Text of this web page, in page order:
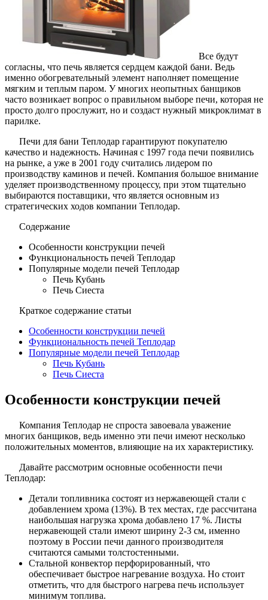
Все будут
согласны, что печь является сердцем каждой бани. Ведь
именно обогревательный элемент наполняет помещение
мягким и теплым паром. У многих неопытных банщиков
часто возникает вопрос о правильном выборе печи, которая не
просто долго прослужит, но и создаст нужный микроклимат в
парилке.
Печи для бани Теплодар гарантируют покупателю
качество и надежность. Начиная с 1997 года печи появились
на рынке, а уже в 2001 году считались лидером по
производству каминов и печей. Компания большое внимание
уделяет производственному процессу, при этом тщательно
выбираются поставщики, что является основным из
стратегических ходов компании Теплодар.
Содержание
Особенности конструкции печей
Функциональность печей Теплодар
Популярные модели печей Теплодар
Печь Кубань
Печь Сиеста
Краткое содержание статьи
Особенности конструкции печей
Функциональность печей Теплодар
Популярные модели печей Теплодар
Печь Кубань
Печь Сиеста
Особенности конструкции печей
Компания Теплодар не спроста завоевала уважение
многих банщиков, ведь именно эти печи имеют несколько
положительных моментов, влияющие на их характеристику.
Давайте рассмотрим основные особенности печи
Теплодар:
Детали топливника состоят из нержавеющей стали с
добавлением хрома (13%). В тех местах, где рассчитана
наибольшая нагрузка хрома добавлено 17 %. Листы
нержавеющей стали имеют ширину 2-3 см, именно
поэтому в России печи данного производителя
считаются самыми толстостенными.
Стальной конвектор перфорированный, что
обеспечивает быстрое нагревание воздуха. Но стоит
отметить, что для быстрого нагрева печь использует
минимум топлива.